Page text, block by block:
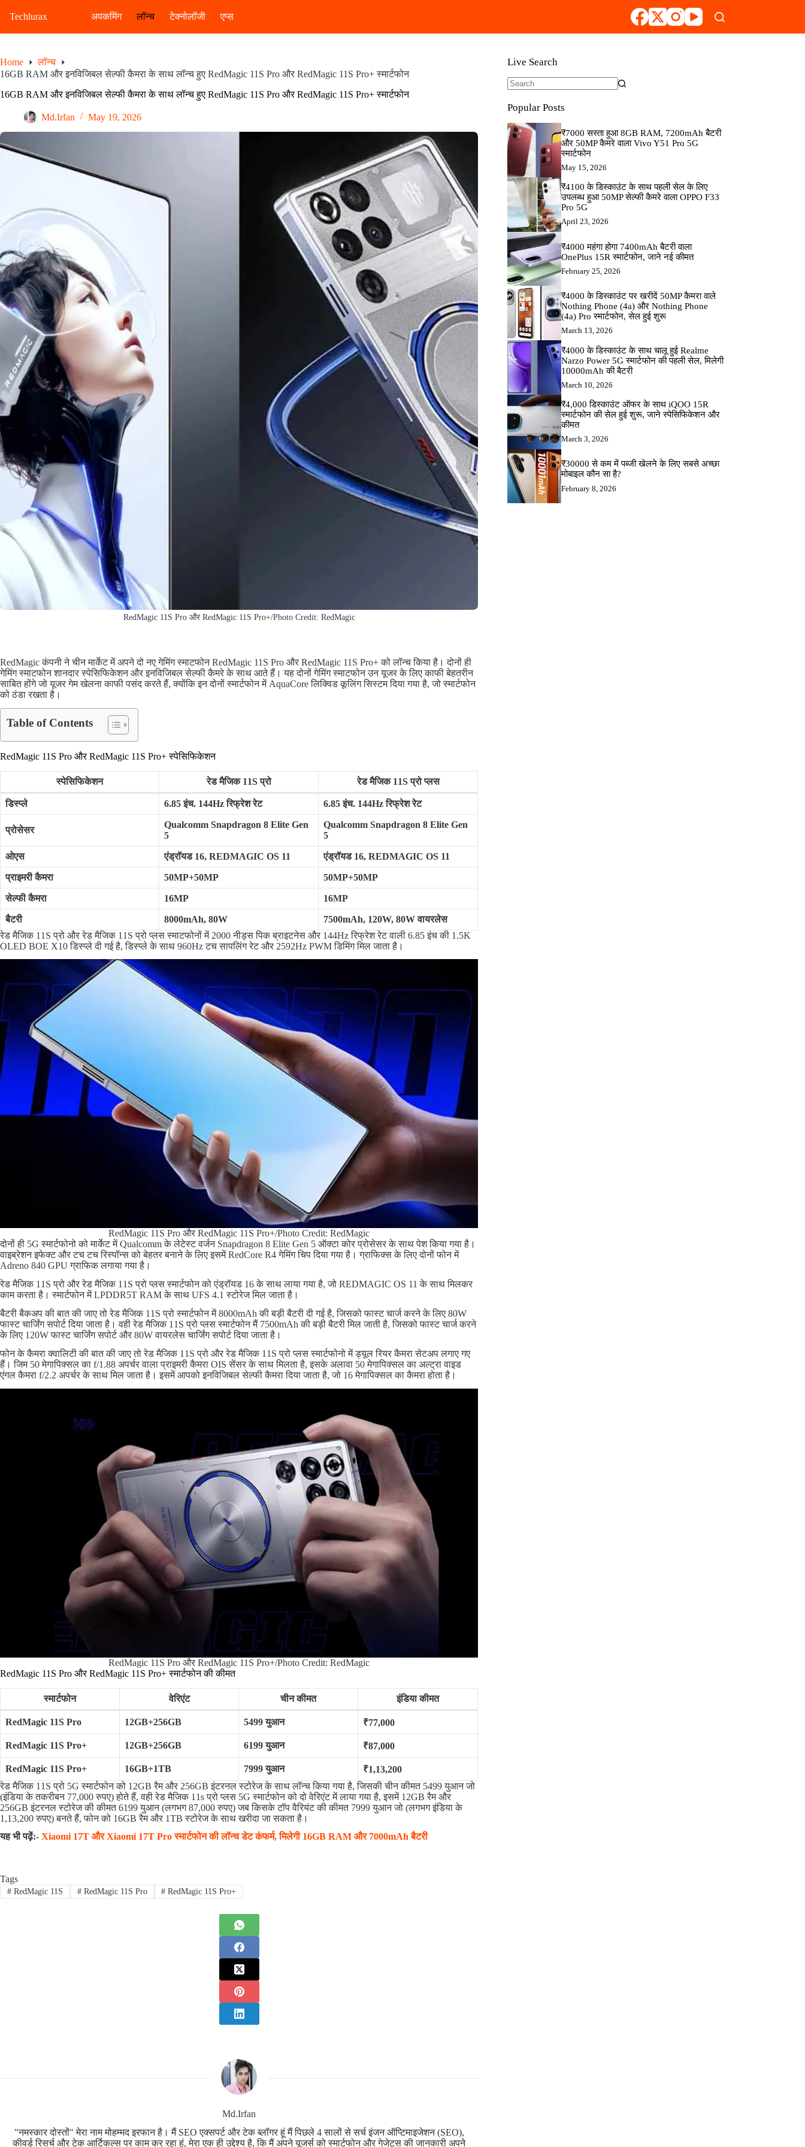
Techlurax अपकमिंग लॉन्च टेक्नोलॉजी एप्स
Home
लॉन्च
16GB RAM और इनविजिबल सेल्फी कैमरा के साथ लॉन्च हुए RedMagic 11S Pro और RedMagic 11S Pro+ स्मार्टफोन
16GB RAM और इनविजिबल सेल्फी कैमरा के साथ लॉन्च हुए RedMagic 11S Pro और RedMagic 11S Pro+ स्मार्टफोन
Md.Irfan May 19, 2026
RedMagic 11S Pro और RedMagic 11S Pro+/Photo Credit: RedMagic
RedMagic कंपनी ने चीन मार्केट में अपने दो नए गेमिंग स्माटफोन RedMagic 11S Pro और RedMagic 11S Pro+ को लॉन्च किया है। दोनों ही
गेमिंग स्माटफोन शानदार स्पेसिफिकेशन और इनविजिबल सेल्फी कैमरे के साथ आते हैं। यह दोनों गेमिंग स्माटफोन उन यूजर के लिए काफी बेहतरीन
साबित होंगे जो यूजर गेम खेलना काफी पसंद करते हैं, क्योंकि इन दोनों स्मार्टफोन में AquaCore लिक्विड कूलिंग सिस्टम दिया गया है, जो स्मार्टफोन
को ठंडा रखता है।
Table of Contents
RedMagic 11S Pro और RedMagic 11S Pro+ स्पेसिफिकेशन
स्पेसिफिकेशन रेड मैजिक 11S प्रो रेड मैजिक 11S प्रो प्लस
डिस्प्ले 6.85 इंच. 144Hz रिफ्रेश रेट 6.85 इंच. 144Hz रिफ्रेश रेट
प्रोसेसर
Qualcomm Snapdragon 8 Elite Gen
5
Qualcomm Snapdragon 8 Elite Gen
5
ओएस एंड्रॉयड 16, REDMAGIC OS 11 एंड्रॉयड 16, REDMAGIC OS 11
प्राइमरी कैमरा 50MP+50MP 50MP+50MP
सेल्फी कैमरा 16MP 16MP
बैटरी 8000mAh, 80W
7500mAh, 120W, 80W वायरलेस
रेड मैजिक 11S प्रो और रेड मैजिक 11S प्रो प्लस स्माटफोनों में 2000 नीड्स पिक ब्राइटनेस और 144Hz रिफ्रेश रेट वाली 6.85 इंच की 1.5K
OLED BOE X10 डिस्प्ले दी गई है, डिस्प्ले के साथ 960Hz टच सापलिंग रेट और 2592Hz PWM डिमिंग मिल जाता है।
RedMagic 11S Pro और RedMagic 11S Pro+/Photo Credit: RedMagic
दोनों ही 5G स्मार्टफोनो को मार्केट में Qualcomm के लेटेस्ट वर्जन Snapdragon 8 Elite Gen 5 ऑक्टा कोर प्रोसेसर के साथ पेश किया गया है।
वाइब्रेशन इफेक्ट और टच टच रिस्पॉन्स को बेहतर बनाने के लिए इसमें RedCore R4 गेमिंग चिप दिया गया है। ग्राफिक्स के लिए दोनों फोन में
Adreno 840 GPU ग्राफिक लगाया गया है।
रेड मैजिक 11S प्रो और रेड मैजिक 11S प्रो प्लस स्मार्टफोन को एंड्रॉयड 16 के साथ लाया गया है, जो REDMAGIC OS 11 के साथ मिलकर
काम करता है। स्मार्टफोन में LPDDR5T RAM के साथ UFS 4.1 स्टोरेज मिल जाता है।
बैटरी बैकअप की बात की जाए तो रेड मैजिक 11S प्रो स्मार्टफोन में 8000mAh की बड़ी बैटरी दी गई है, जिसको फास्ट चार्ज करने के लिए 80W
फास्ट चार्जिंग सपोर्ट दिया जाता है। वही रेड मैजिक 11S प्रो प्लस स्मार्टफोन मैं 7500mAh की बड़ी बैटरी मिल जाती है, जिसको फास्ट चार्ज करने
के लिए 120W फास्ट चार्जिंग सपोर्ट और 80W वायरलेस चार्जिंग सपोर्ट दिया जाता है।
फोन के कैमरा क्वालिटी की बात की जाए तो रेड मैजिक 11S प्रो और रेड मैजिक 11S प्रो प्लस स्मार्टफोनो में ड्यूल रियर कैमरा सेटअप लगाए गए
हैं। जिम 50 मेगापिक्सल का f/1.88 अपर्चर वाला प्राइमरी कैमरा OIS सेंसर के साथ मिलता है, इसके अलावा 50 मेगापिक्सल का अल्ट्रा वाइड
एंगल कैमरा f/2.2 अपर्चर के साथ मिल जाता है। इसमें आपको इनविजिबल सेल्फी कैमरा दिया जाता है, जो 16 मेगापिक्सल का कैमरा होता है।
RedMagic 11S Pro और RedMagic 11S Pro+/Photo Credit: RedMagic
RedMagic 11S Pro और RedMagic 11S Pro+ स्मार्टफोन की कीमत
स्मार्टफोन वेरिएंट चीन कीमत इंडिया कीमत
RedMagic 11S Pro 12GB+256GB 5499 युआन ₹77,000
RedMagic 11S Pro+ 12GB+256GB 6199 युआन ₹87,000
RedMagic 11S Pro+ 16GB+1TB 7999 युआन
₹1,13,200
रेड मैजिक 11S प्रो 5G स्मार्टफोन को 12GB रैम और 256GB इंटरनल स्टोरेज के साथ लॉन्च किया गया है, जिसकी चीन कीमत 5499 युआन जो
(इंडिया के तकरीबन 77,000 रुपए) होते हैं, वही रेड मैजिक 11s प्रो प्लस 5G स्मार्टफोन को दो वेरिएंट में लाया गया है, इसमें 12GB रैम और
256GB इंटरनल स्टोरेज की कीमत 6199 युआन (लगभग 87,000 रुपए) जब किसके टॉप वैरियंट की कीमत 7999 युआन जो (लगभग इंडिया के
1,13,200 रुपए) बनते हैं, फोन को 16GB रैम और 1TB स्टोरेज के साथ खरीदा जा सकता है।
यह भी पढ़ें:- Xiaomi 17T और Xiaomi 17T Pro स्मार्टफोन की लॉन्च डेट कंफर्म, मिलेगी 16GB RAM और 7000mAh बैटरी
Tags
#RedMagic 11S #RedMagic 11S Pro # RedMagic 11S Pro+
Md.Irfan
"नमस्कार दोस्तों" मेरा नाम मोहम्मद इरफान है। मैं SEO एक्सपर्ट और टेक ब्लॉगर हूं मैं पिछले 4 सालों से सर्च इंजन ऑप्टिमाइजेशन (SEO),
कीवर्ड रिसर्च और टेक आर्टिकल्स पर काम कर रहा हूं, मेरा एक ही उद्देश्य है, कि मैं अपने यूजर्स को स्मार्टफोन और गेजेट्स की जानकारी अपने
Live Search
results
Popular Posts
₹7000 सस्ता हुआ 8GB RAM, 7200mAh बैटरी
और 50MP कैमरे वाला Vivo Y51 Pro 5G
स्मार्टफोन
May 15, 2026
₹4100 के डिस्काउंट के साथ पहली सेल के लिए
उपलब्ध हुआ 50MP सेल्फी कैमरे वाला OPPO F33
Pro 5G
April 23, 2026
₹4000 महंगा होगा 7400mAh बैटरी वाला
OnePlus 15R स्मार्टफोन, जाने नई कीमत
February 25, 2026
₹4000 के डिस्काउंट पर खरीदें 50MP कैमरा वाले
Nothing Phone (4a) और Nothing Phone
(4a) Pro स्मार्टफोन, सेल हुई शुरू
March 13, 2026
₹4000 के डिस्काउंट के साथ चालू हुई Realme
Narzo Power 5G स्मार्टफोन की पहली सेल, मिलेगी
10000mAh की बैटरी
March 10, 2026
₹4,000 डिस्काउंट ऑफर के साथ iQOO 15R
स्मार्टफोन की सेल हुई शुरू, जाने स्पेसिफिकेशन और
कीमत
March 3, 2026
₹30000 से कम में पब्जी खेलने के लिए सबसे अच्छा
मोबाइल कौन सा है?
February 8, 2026